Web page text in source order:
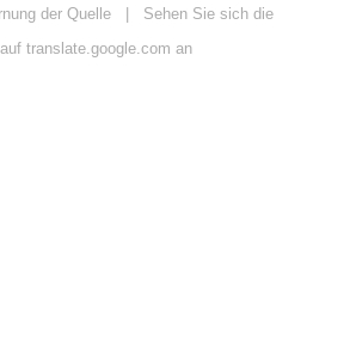
der Quelle
Sehen Sie sich die
translate.google.com an